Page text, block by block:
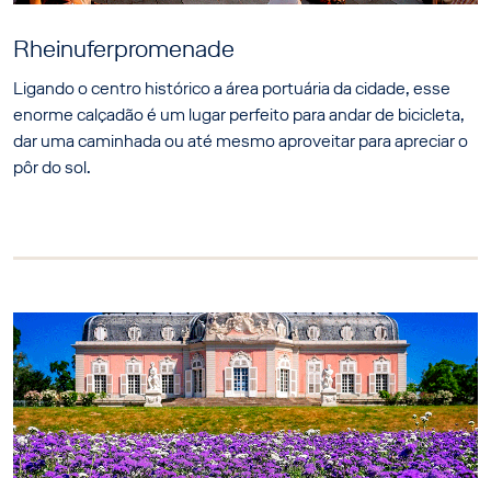
Rheinuferpromenade
Ligando o centro histórico a área portuária da cidade, esse
enorme calçadão é um lugar perfeito para andar de bicicleta,
dar uma caminhada ou até mesmo aproveitar para apreciar o
pôr do sol.